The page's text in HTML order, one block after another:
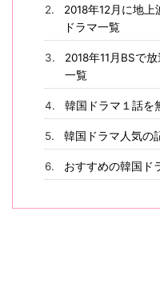
2018年12月に地
ドラマ一覧
2018年11月BSで
一覧
韓国ドラマ１話を
韓国ドラマ人気の
おすすめの韓国ド